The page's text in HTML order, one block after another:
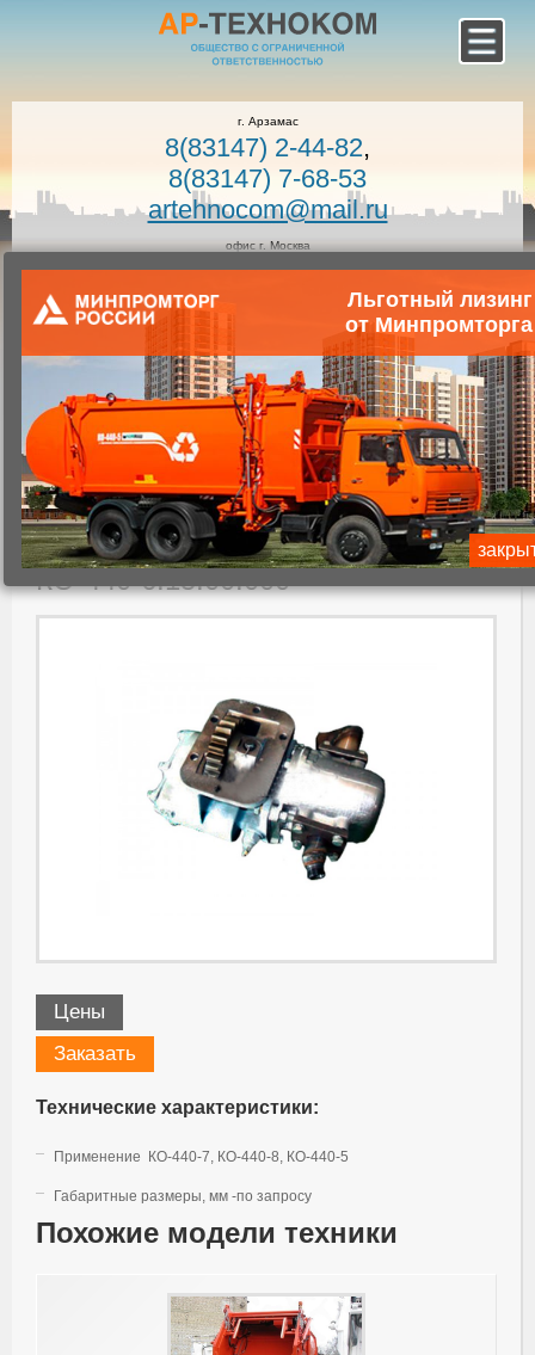
г. Арзамас
8(83147) 2-44-82,
8(83147) 7-68-53
artehnocom@mail.ru
офис г. Москва
8-800-100-7400
Звонок по России бесплатный!
Заказать звонок
Главная
Каталог коммунальной техники
Коммунальная техника
Запчасти для коммунальной техники
Запасные части для мусоровозов
КОМ установка (КОМ МП 41-
4202010+насос НШ-50У-3)
КО-440-6.15.00.000
Цены
Заказать
Технические характеристики:
Применение КО-440-7, КО-440-8, КО-440-5
Габаритные размеры, мм -по запросу
Похожие модели техники
Льготный лизинг
от Минпромторга